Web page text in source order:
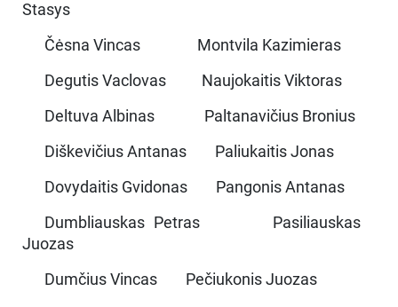
Stasys
Čėsna Vincas Montvila Kazimieras
Degutis Vaclovas Naujokaitis Viktoras
Deltuva Albinas Paltanavičius Bronius
Diškevičius Antanas Paliukaitis Jonas
Dovydaitis Gvidonas Pangonis Antanas
Dumbliauskas Petras Pasiliauskas
Juozas
Dumčius Vincas Pečiukonis Juozas